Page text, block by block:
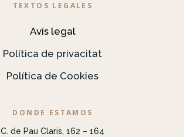
TEXTOS LEGALES
Avís legal
Política de privacitat
Política de Cookies
DONDE ESTAMOS
C. de Pau Claris, 162 – 164